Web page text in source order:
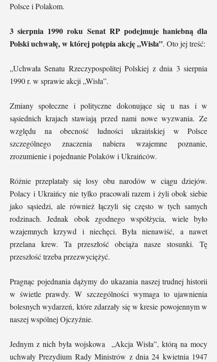
Polsce i Polakom.
3 sierpnia 1990 roku Senat RP podejmuje haniebną dla
Polski uchwałę, w której potępia akcję „Wisła”. Oto jej treść:
„Uchwała Senatu Rzeczypospolitej Polskiej z dnia 3 sierpnia
1990 r. w sprawie akcji „Wisła”.
Zmiany społeczne i polityczne dokonujące się u nas i w
sąsiednich krajach stawiają przed nami nowe wyzwania. Ze
względu na obecność ludności ukraińskiej w Polsce
szczególnego znaczenia nabiera wzajemne poznanie,
zrozumienie i pojednanie Polaków i Ukraińców.
Różnie przeplatały się losy obu narodów w ciągu dziejów.
Polacy i Ukraińcy nie tylko pracowali razem i żyli obok siebie
jako sąsiedzi, ale również łączyli się często w tych samych
rodzinach. Jednak obok zgodnego współżycia, wiele było
wzajemnych krzywd i niechęci. Była nienawiść, a nawet
przelana krew. Ta przeszłość obciąża nasze stosunki. Tę
przeszłość trzeba przezwyciężyć.
Pragnąc pojednania dążymy do ukazania naszej trudnej historii
w świetle prawdy. W szczególności wymaga to ujawnienia
bolesnych wydarzeń, które zdarzały się w kresie powojennym w
naszej wspólnej Ojczyźnie.
Jednym z nich była wojskowa „Akcja Wisła”, którą na mocy
uchwały Prezydium Rady Ministrów z dnia 24 kwietnia 1947